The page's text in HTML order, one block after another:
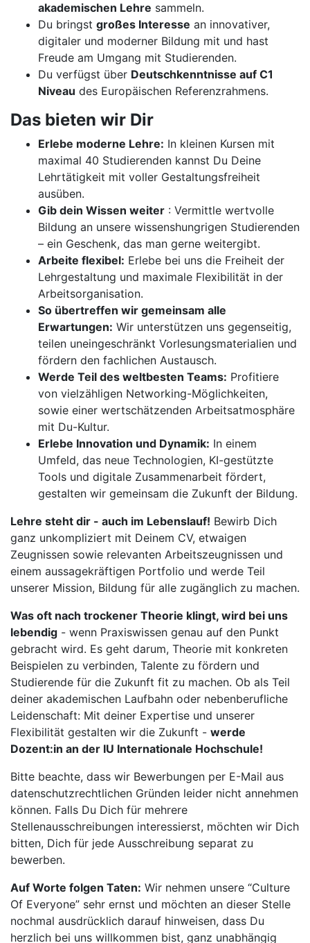
akademischen Lehre sammeln.
Du bringst großes Interesse an innovativer,
digitaler und moderner Bildung mit und hast
Freude am Umgang mit Studierenden.
Du verfügst über Deutschkenntnisse auf C1
Niveau des Europäischen Referenzrahmens.
Das bieten wir Dir
Erlebe moderne Lehre: In kleinen Kursen mit
maximal 40 Studierenden kannst Du Deine
Lehrtätigkeit mit voller Gestaltungsfreiheit
ausüben.
Gib dein Wissen weiter : Vermittle wertvolle
Bildung an unsere wissenshungrigen Studierenden
– ein Geschenk, das man gerne weitergibt.
Arbeite flexibel: Erlebe bei uns die Freiheit der
Lehrgestaltung und maximale Flexibilität in der
Arbeitsorganisation.
So übertreffen wir gemeinsam alle
Erwartungen: Wir unterstützen uns gegenseitig,
teilen uneingeschränkt Vorlesungsmaterialien und
fördern den fachlichen Austausch.
Werde Teil des weltbesten Teams: Profitiere
von vielzähligen Networking-Möglichkeiten,
sowie einer wertschätzenden Arbeitsatmosphäre
mit Du-Kultur.
Erlebe Innovation und Dynamik: In einem
Umfeld, das neue Technologien, KI-gestützte
Tools und digitale Zusammenarbeit fördert,
gestalten wir gemeinsam die Zukunft der Bildung.
Lehre steht dir - auch im Lebenslauf! Bewirb Dich
ganz unkompliziert mit Deinem CV, etwaigen
Zeugnissen sowie relevanten Arbeitszeugnissen und
einem aussagekräftigen Portfolio und werde Teil
unserer Mission, Bildung für alle zugänglich zu machen.
Was oft nach trockener Theorie klingt, wird bei uns
lebendig - wenn Praxiswissen genau auf den Punkt
gebracht wird. Es geht darum, Theorie mit konkreten
Beispielen zu verbinden, Talente zu fördern und
Studierende für die Zukunft fit zu machen. Ob als Teil
deiner akademischen Laufbahn oder nebenberufliche
Leidenschaft: Mit deiner Expertise und unserer
Flexibilität gestalten wir die Zukunft - werde
Dozent:in an der IU Internationale Hochschule!
Bitte beachte, dass wir Bewerbungen per E-Mail aus
datenschutzrechtlichen Gründen leider nicht annehmen
können. Falls Du Dich für mehrere
Stellenausschreibungen interessierst, möchten wir Dich
bitten, Dich für jede Ausschreibung separat zu
bewerben.
Auf Worte folgen Taten: Wir nehmen unsere “Culture
Of Everyone” sehr ernst und möchten an dieser Stelle
nochmal ausdrücklich darauf hinweisen, dass Du
herzlich bei uns willkommen bist, ganz unabhängig